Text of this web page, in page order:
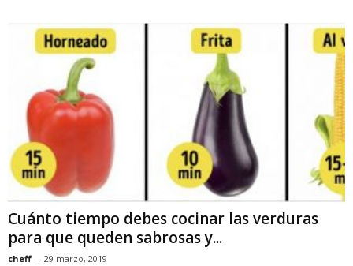
Cuánto tiempo debes cocinar las verduras
para que queden sabrosas y...
cheff - 29 marzo, 2019